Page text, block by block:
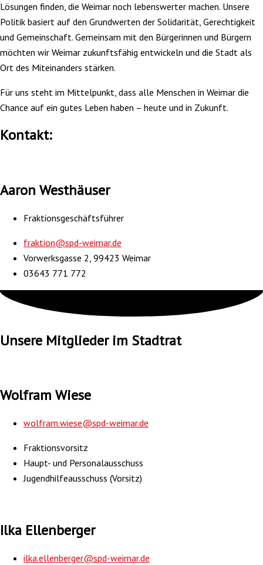
Lösungen finden, die Weimar noch lebenswerter machen. Unsere
Politik basiert auf den Grundwerten der Solidarität, Gerechtigkeit
und Gemeinschaft. Gemeinsam mit den Bürgerinnen und Bürgern
möchten wir Weimar zukunftsfähig entwickeln und die Stadt als
Ort des Miteinanders stärken.
Für uns steht im Mittelpunkt, dass alle Menschen in Weimar die
Chance auf ein gutes Leben haben – heute und in Zukunft.
Kontakt:
Aaron Westhäuser
Fraktionsgeschäftsführer
fraktion@spd-weimar.de
Vorwerksgasse 2, 99423 Weimar
03643 771 772
Unsere Mitglieder im Stadtrat
Wolfram Wiese
wolfram.wiese@spd-weimar.de
Fraktionsvorsitz
Haupt- und Personalausschuss
Jugendhilfeausschuss (Vorsitz)
Ilka Ellenberger
ilka.ellenberger@spd-weimar.de